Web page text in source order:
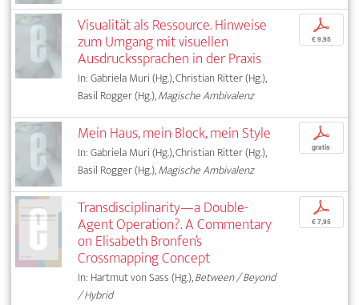
Visualität als Ressource. Hinweise
zum Umgang mit visuellen
Ausdruckssprachen in der Praxis
In: Gabriela Muri (Hg.), Christian Ritter (Hg.),
Basil Rogger (Hg.),Magische Ambivalenz
p
€ 9,95
Mein Haus, mein Block, mein Style
In: Gabriela Muri (Hg.), Christian Ritter (Hg.),
Basil Rogger (Hg.),Magische Ambivalenz
p
gratis
Transdisciplinarity—a Double-
Agent Operation?. A Commentary
on Elisabeth Bronfen’s
Crossmapping Concept
In: Hartmut von Sass (Hg.),Between / Beyond
/ Hybrid
p
€ 7,95